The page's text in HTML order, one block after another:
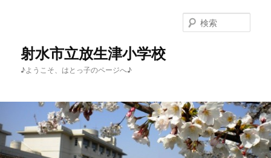
移
動
動
射水市立放生津小学校
♪ようこそ、はとっ子のページへ♪
索